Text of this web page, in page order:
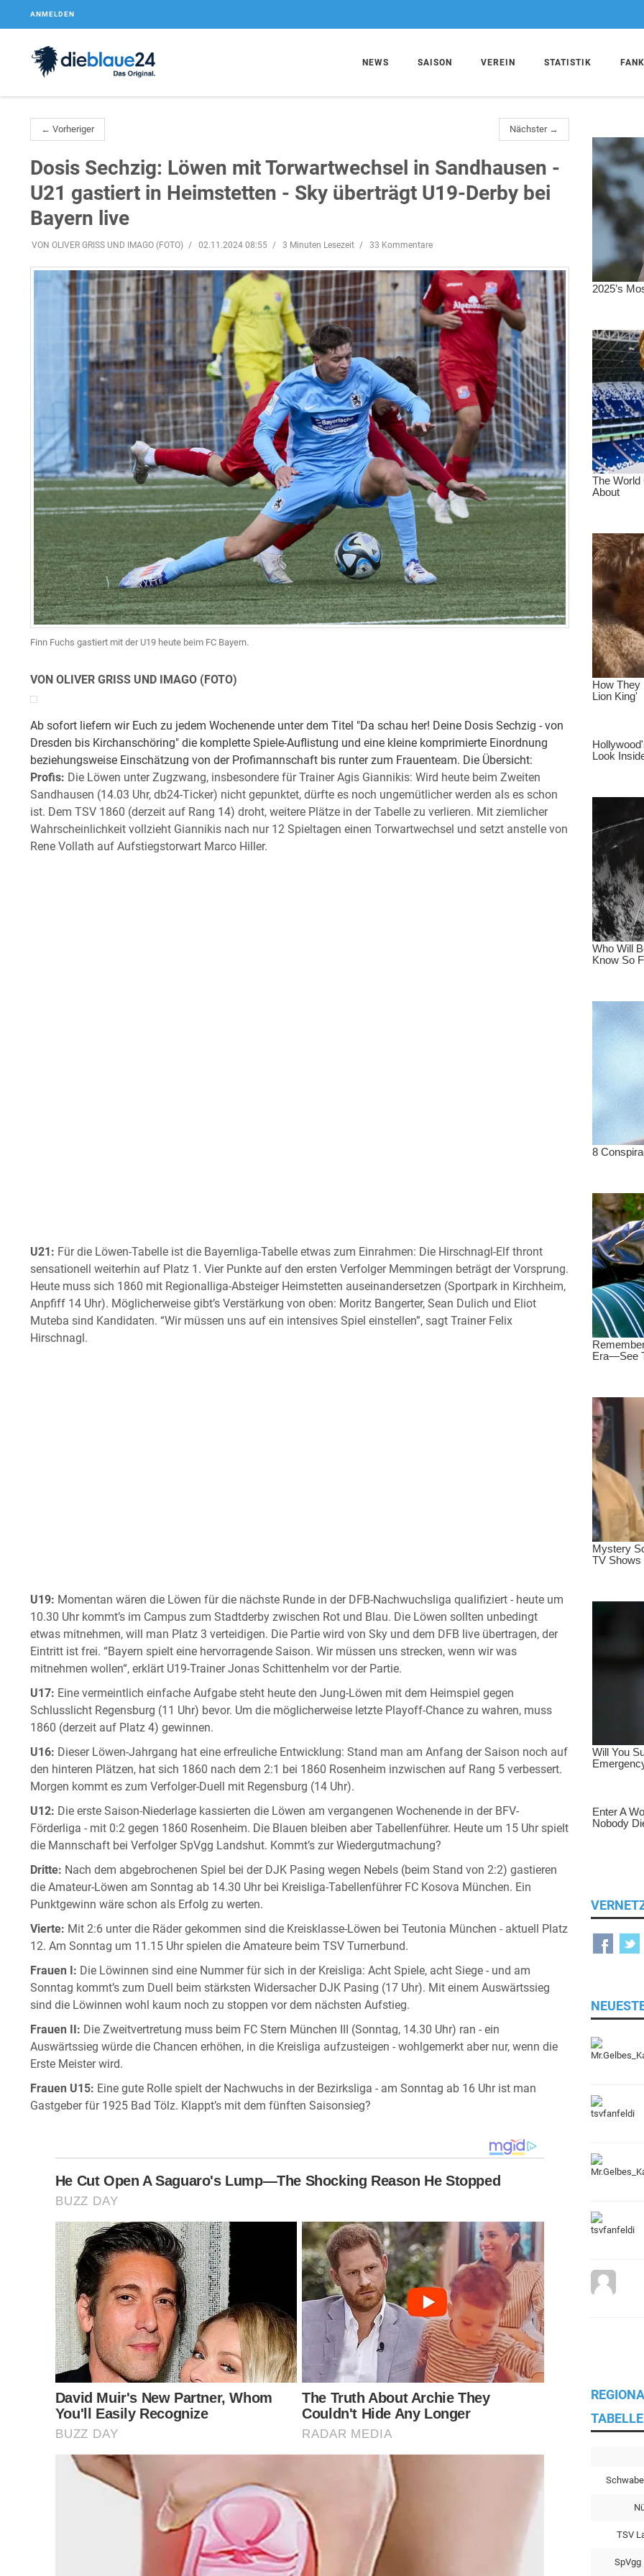
ANMELDEN
NEWS SAISON VEREIN STATISTIK
← Vorheriger Nächster →
Dosis Sechzig: Löwen mit Torwartwechsel in Sandhausen -
U21 gastiert in Heimstetten - Sky überträgt U19-Derby bei
Bayern live
VON OLIVER GRISS UND IMAGO (FOTO) 02.11.2024 08:55 3 Minuten Lesezeit 33 Kommentare
Finn Fuchs gastiert mit der U19 heute beim FC Bayern.
VON OLIVER GRISS UND IMAGO (FOTO)
Ab sofort liefern wir Euch zu jedem Wochenende unter dem Titel "Da schau her! Deine Dosis Sechzig - von
Dresden bis Kirchanschöring" die komplette Spiele-Auflistung und eine kleine komprimierte Einordnung
beziehungsweise Einschätzung von der Profimannschaft bis runter zum Frauenteam. Die Übersicht:
Profis: Die Löwen unter Zugzwang, insbesondere für Trainer Agis Giannikis: Wird heute beim Zweiten
Sandhausen (14.03 Uhr, db24-Ticker) nicht gepunktet, dürfte es noch ungemütlicher werden als es schon
ist. Dem TSV 1860 (derzeit auf Rang 14) droht, weitere Plätze in der Tabelle zu verlieren. Mit ziemlicher
Wahrscheinlichkeit vollzieht Giannikis nach nur 12 Spieltagen einen Torwartwechsel und setzt anstelle von
Rene Vollath auf Aufstiegstorwart Marco Hiller.
U21: Für die Löwen-Tabelle ist die Bayernliga-Tabelle etwas zum Einrahmen: Die Hirschnagl-Elf thront
sensationell weiterhin auf Platz 1. Vier Punkte auf den ersten Verfolger Memmingen beträgt der Vorsprung.
Heute muss sich 1860 mit Regionalliga-Absteiger Heimstetten auseinandersetzen (Sportpark in Kirchheim,
Anpfiff 14 Uhr). Möglicherweise gibt’s Verstärkung von oben: Moritz Bangerter, Sean Dulich und Eliot
Muteba sind Kandidaten. “Wir müssen uns auf ein intensives Spiel einstellen”, sagt Trainer Felix
Hirschnagl.
U19: Momentan wären die Löwen für die nächste Runde in der DFB-Nachwuchsliga qualifiziert - heute um
10.30 Uhr kommt’s im Campus zum Stadtderby zwischen Rot und Blau. Die Löwen sollten unbedingt
etwas mitnehmen, will man Platz 3 verteidigen. Die Partie wird von Sky und dem DFB live übertragen, der
Eintritt ist frei. “Bayern spielt eine hervorragende Saison. Wir müssen uns strecken, wenn wir was
mitnehmen wollen“, erklärt U19-Trainer Jonas Schittenhelm vor der Partie.
U17: Eine vermeintlich einfache Aufgabe steht heute den Jung-Löwen mit dem Heimspiel gegen
Schlusslicht Regensburg (11 Uhr) bevor. Um die möglicherweise letzte Playoff-Chance zu wahren, muss
1860 (derzeit auf Platz 4) gewinnen.
U16: Dieser Löwen-Jahrgang hat eine erfreuliche Entwicklung: Stand man am Anfang der Saison noch auf
den hinteren Plätzen, hat sich 1860 nach dem 2:1 bei 1860 Rosenheim inzwischen auf Rang 5 verbessert.
Morgen kommt es zum Verfolger-Duell mit Regensburg (14 Uhr).
U12: Die erste Saison-Niederlage kassierten die Löwen am vergangenen Wochenende in der BFV-
Förderliga - mit 0:2 gegen 1860 Rosenheim. Die Blauen bleiben aber Tabellenführer. Heute um 15 Uhr spielt
die Mannschaft bei Verfolger SpVgg Landshut. Kommt’s zur Wiedergutmachung?
Dritte: Nach dem abgebrochenen Spiel bei der DJK Pasing wegen Nebels (beim Stand von 2:2) gastieren
die Amateur-Löwen am Sonntag ab 14.30 Uhr bei Kreisliga-Tabellenführer FC Kosova München. Ein
Punktgewinn wäre schon als Erfolg zu werten.
Vierte: Mit 2:6 unter die Räder gekommen sind die Kreisklasse-Löwen bei Teutonia München - aktuell Platz
12. Am Sonntag um 11.15 Uhr spielen die Amateure beim TSV Turnerbund.
Frauen I: Die Löwinnen sind eine Nummer für sich in der Kreisliga: Acht Spiele, acht Siege - und am
Sonntag kommt’s zum Duell beim stärksten Widersacher DJK Pasing (17 Uhr). Mit einem Auswärtssieg
sind die Löwinnen wohl kaum noch zu stoppen vor dem nächsten Aufstieg.
Frauen II: Die Zweitvertretung muss beim FC Stern München III (Sonntag, 14.30 Uhr) ran - ein
Auswärtssieg würde die Chancen erhöhen, in die Kreisliga aufzusteigen - wohlgemerkt aber nur, wenn die
Erste Meister wird.
Frauen U15: Eine gute Rolle spielt der Nachwuchs in der Bezirksliga - am Sonntag ab 16 Uhr ist man
Gastgeber für 1925 Bad Tölz. Klappt’s mit dem fünften Saisonsieg?
TABELLE
TSV
SpVgg